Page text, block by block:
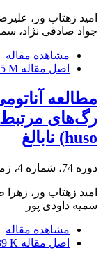
امید زهتاب ور،
جواد صادقی نژاد،
مشاهده مقاله
اصل مقاله M
مطالعه
huso) نابالغ
دوره 74، شماره 4، زمستان 1398، صفحه
امید زهتاب ور،
سمیه داودی پور
مشاهده مقاله
اصل مقاله K